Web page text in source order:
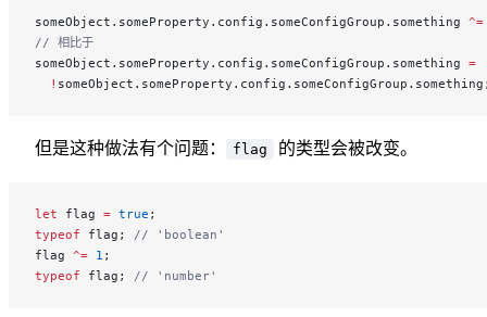
someObject.someProperty.config.someConfigGroup.something ^=
// 相比于
someObject.someProperty.config.someConfigGroup.something =
  !
但是这种做法有个问题： flag 的类型会被改变。
let flag = true ;
typeof flag; // 'boolean'
flag ^= 1 ;
typeof flag; // 'number'